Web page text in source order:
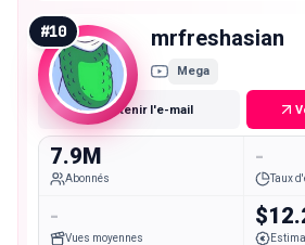
#10 mrfreshasian
Mega
Obtenir l'e-mail
7.9M
Abonnés
-
Taux
-
Vues moyennes